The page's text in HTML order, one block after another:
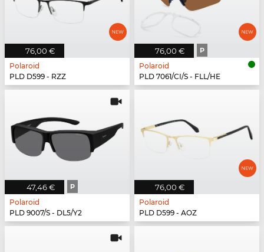
76,00 €
Polaroid
PLD D599 - RZZ
76,00 € P
Polaroid
PLD 7061/CI/S - FLL/HE
47,46 € P
Polaroid
PLD 9007/S - DL5/Y2
76,00 €
Polaroid
PLD D599 - AOZ